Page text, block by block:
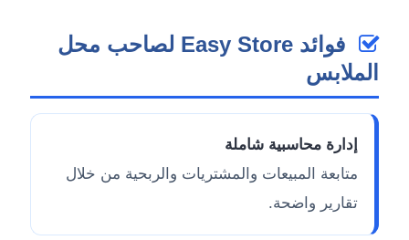
فوائد Easy Store لصاحب محل
الملابس
إدارة محاسبية شاملة
متابعة المبيعات والمشتريات والربحية من خلال
تقارير واضحة.